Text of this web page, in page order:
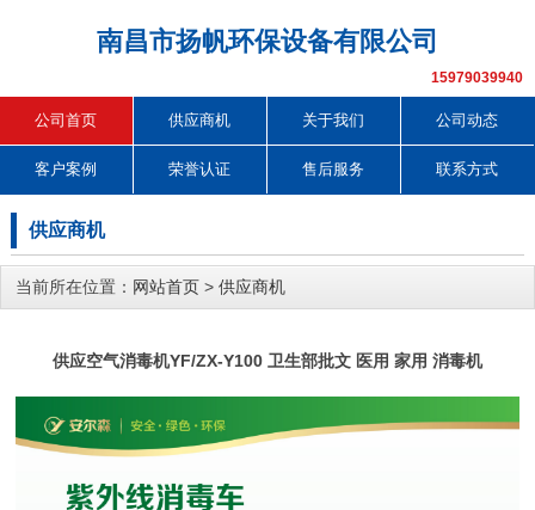
南昌市扬帆环保设备有限公司
15979039940
公司首页 供应商机 关于我们 公司动态
客户案例 荣誉认证 售后服务 联系方式
供应商机
当前所在位置： 网站首页 > 供应商机
供应空气消毒机YF/ZX-Y100 卫生部批文 医用 家用 消毒机